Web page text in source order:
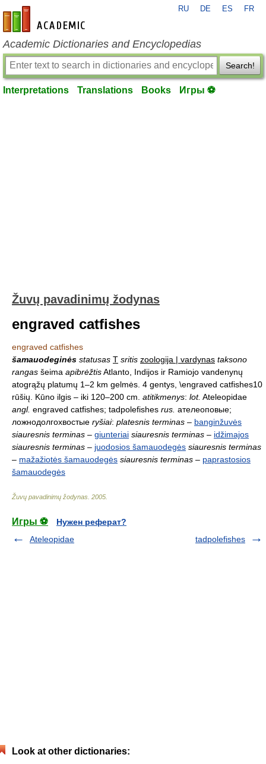
en-academic.com
RU DE ES FR
Academic Dictionaries and Encyclopedias
Search!
Interpretations Translations Books Игры ⚽
Žuvų pavadinimų žodynas
engraved catfishes
engraved catfishes
šamauodeginės statusas T sritis zoologija | vardynas taksono
rangas šeima apibrėžtisAtlanto, Indijos ir Ramiojo vandenynų
atogrąžų platumų 1–2 km gelmės. 4 gentys, \engraved catfishes10
rūšių. Kūno ilgis – iki 120–200 cm. atitikmenys: lot. Ateleopidae
angl. engraved catfishes; tadpolefishes rus. ателеоповые;
ложнодолгохвостые ryšiai: platesnis terminas – banginžuvės
siauresnis terminas – giunteriai siauresnis terminas – idžimajos
siauresnis terminas – juodosios šamauodegės siauresnis terminas
– mažažiotės šamauodegės siauresnis terminas – paprastosios
šamauodegės
Žuvų pavadinimų žodynas 2005
Игры ⚽
Нужен реферат?
Ateleopidae
tadpolefishes
Look at other dictionaries: